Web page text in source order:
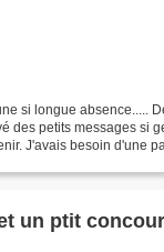
si longue absence.....
des petits messages si
J'avais besoin d'une
un ptit